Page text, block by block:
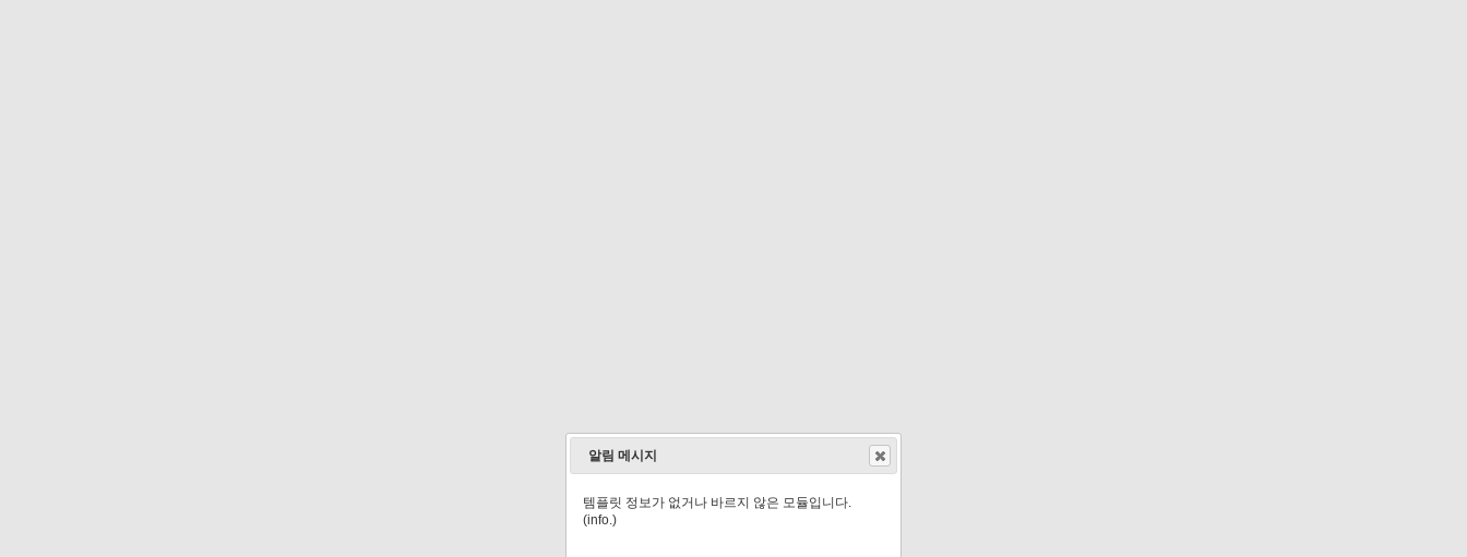
알림 메시지
템플릿 정보가 없거나 바르지 않은 모듈입니다.
(info.)